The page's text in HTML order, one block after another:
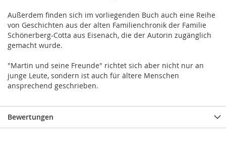
Außerdem finden sich im vorliegenden Buch auch eine Reihe
von Geschichten aus der alten Familienchronik der Familie
Schönerberg-Cotta aus Eisenach, die der Autorin zugänglich
gemacht wurde.
"Martin und seine Freunde" richtet sich aber nicht nur an
junge Leute, sondern ist auch für ältere Menschen
ansprechend geschrieben.
Bewertungen